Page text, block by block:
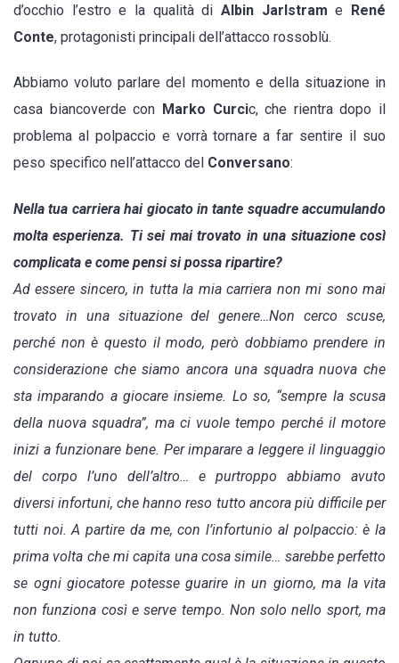
d’occhio l’estro e la qualità di Albin Jarlstram e René
Conte, protagonisti principali dell’attacco rossoblù.
Abbiamo voluto parlare del momento e della situazione in
casa biancoverde con Marko Curcic, che rientra dopo il
problema al polpaccio e vorrà tornare a far sentire il suo
peso specifico nell’attacco del Conversano:
Nella tua carriera hai giocato in tante squadre accumulando
molta esperienza. Ti sei mai trovato in una situazione così
complicata e come pensi si possa ripartire?
Ad essere sincero, in tutta la mia carriera non mi sono mai
trovato in una situazione del genere…Non cerco scuse,
perché non è questo il modo, però dobbiamo prendere in
considerazione che siamo ancora una squadra nuova che
sta imparando a giocare insieme. Lo so, “sempre la scusa
della nuova squadra”, ma ci vuole tempo perché il motore
inizi a funzionare bene. Per imparare a leggere il linguaggio
del corpo l’uno dell’altro… e purtroppo abbiamo avuto
diversi infortuni, che hanno reso tutto ancora più difficile per
tutti noi. A partire da me, con l’infortunio al polpaccio: è la
prima volta che mi capita una cosa simile… sarebbe perfetto
se ogni giocatore potesse guarire in un giorno, ma la vita
non funziona così e serve tempo. Non solo nello sport, ma
in tutto.